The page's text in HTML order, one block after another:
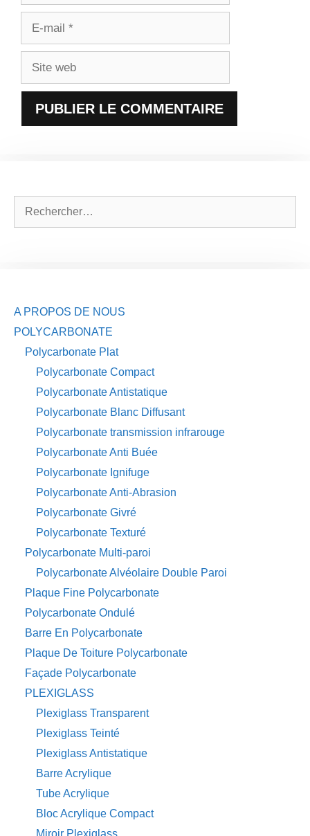
A PROPOS DE NOUS
POLYCARBONATE
Polycarbonate Plat
Polycarbonate Compact
Polycarbonate Antistatique
Polycarbonate Blanc Diffusant
Polycarbonate transmission infrarouge
Polycarbonate Anti Buée
Polycarbonate Ignifuge
Polycarbonate Anti-Abrasion
Polycarbonate Givré
Polycarbonate Texturé
Polycarbonate Multi-paroi
Polycarbonate Alvéolaire Double Paroi
Plaque Fine Polycarbonate
Polycarbonate Ondulé
Barre En Polycarbonate
Plaque De Toiture Polycarbonate
Façade Polycarbonate
PLEXIGLASS
Plexiglass Transparent
Plexiglass Teinté
Plexiglass Antistatique
Barre Acrylique
Tube Acrylique
Bloc Acrylique Compact
Miroir Plexiglass